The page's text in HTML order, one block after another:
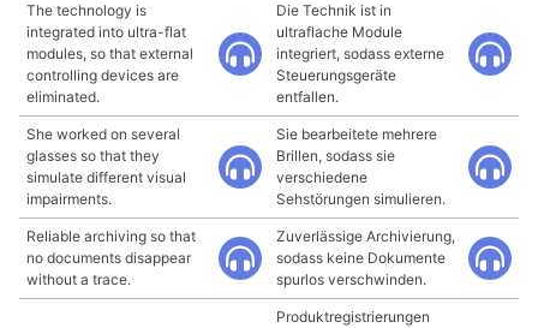
The technology is
integrated into ultra-flat
modules, so that external
controlling devices are
eliminated.
Die Technik ist in
ultraflache Module
integriert, sodass externe
Steuerungsgeräte
entfallen.
She worked on several
glasses so that they
simulate different visual
impairments.
Sie bearbeitete mehrere
Brillen, sodass sie
verschiedene
Sehstörungen simulieren.
Reliable archiving so that
no documents disappear
without a trace.
Zuverlässige Archivierung,
sodass keine Dokumente
spurlos verschwinden.
Produktregistrierungen